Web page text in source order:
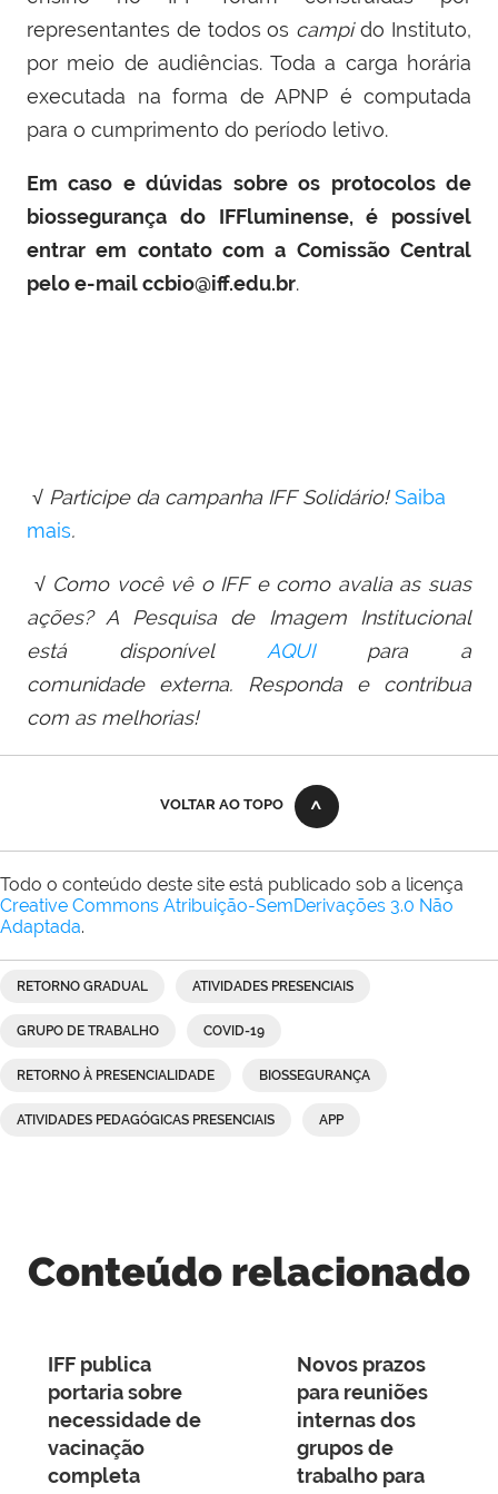
representantes de todos os campido Instituto,
por meio de audiências. Toda a carga horária
executada na forma de APNP é computada
para o cumprimento do período letivo.
Em caso e dúvidas sobre os protocolos de
biossegurança do IFFluminense, é possível
entrar em contato com a Comissão Central
pelo e-mailccbio@iff.edu.br.
√ Participe da campanha IFF Solidário!Saiba
mais.
√ Como você vê o IFF e como avalia as suas
ações? A Pesquisa deImagem Institucional
está disponível AQUIpara a
comunidadeexterna. Responda e contribua
com as melhorias!
VOLTAR AO TOPO
Todo o conteúdo deste site está publicado sob a licença
Creative Commons Atribuição-SemDerivações 3.0 Não
Adaptada.
RETORNO GRADUAL ATIVIDADES PRESENCIAIS
GRUPO DE TRABALHO COVID-19
RETORNO À PRESENCIALIDADE BIOSSEGURANÇA
ATIVIDADES PEDAGÓGICAS PRESENCIAIS APP
Conteúdo relacionado
IFF publica
portaria sobre
necessidade de
vacinação
completa
Novos prazos
para reuniões
internas dos
grupos de
trabalho para